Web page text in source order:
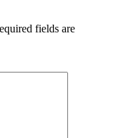
fields are